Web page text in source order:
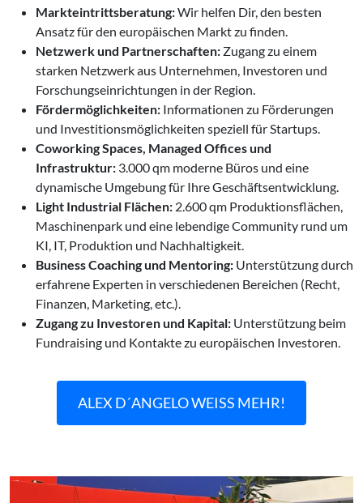
Markteintrittsberatung:Wir helfen Dir, den besten
Ansatz für den europäischen Markt zu finden.
Netzwerk und Partnerschaften: Zugang zu einem
starken Netzwerk aus Unternehmen, Investoren und
Forschungseinrichtungen in der Region.
Fördermöglichkeiten: Informationen zu Förderungen
und Investitionsmöglichkeiten speziell für Startups.
Coworking Spaces, Managed Offices und
Infrastruktur: 3.000 qm moderne Büros und eine
dynamische Umgebung für Ihre Geschäftsentwicklung.
Light Industrial Flächen: 2.600 qm Produktionsflächen,
Maschinenpark und eine lebendige Community rund um
KI, IT, Produktion und Nachhaltigkeit.
Business Coaching und Mentoring: Unterstützung durch
erfahrene Experten in verschiedenen Bereichen (Recht,
Finanzen, Marketing, etc.).
Zugang zu Investoren und Kapital: Unterstützung beim
Fundraising und Kontakte zu europäischen Investoren.
ALEX D´ANGELO WEISS MEHR!